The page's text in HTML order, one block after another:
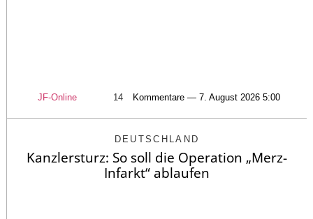
JF-Online 14 Kommentare — 7. August 2026 5:00
DEUTSCHLAND
Kanzlersturz: So soll die Operation „Merz-
Infarkt“ ablaufen